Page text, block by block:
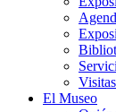
El Museo